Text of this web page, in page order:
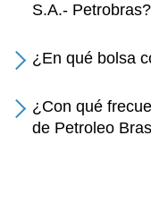
S.A.- Petrobras?
¿En qué bolsa
¿Con qué
de Petroleo